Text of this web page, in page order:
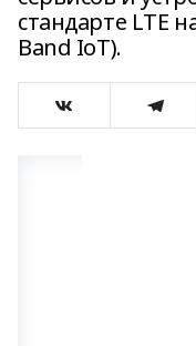
стандарте LTE
Band IoT).